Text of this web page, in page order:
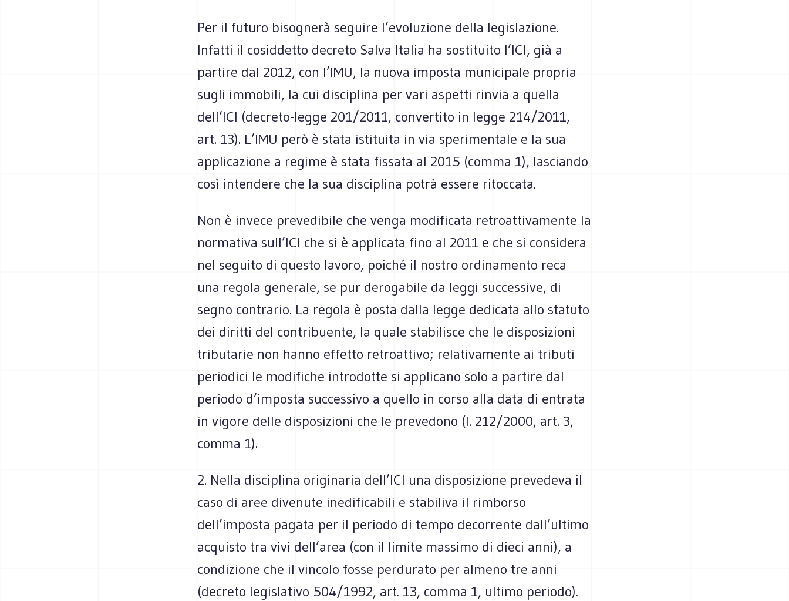
Per il futuro bisognerà seguire l’evoluzione della legislazione.
Infatti il cosiddetto decreto Salva Italia ha sostituito l’ICI, già a
partire dal 2012, con l’IMU, la nuova imposta municipale propria
sugli immobili, la cui disciplina per vari aspetti rinvia a quella
dell’ICI (decreto-legge 201/2011, convertito in legge 214/2011,
art. 13). L’IMU però è stata istituita in via sperimentale e la sua
applicazione a regime è stata fissata al 2015 (comma 1), lasciando
così intendere che la sua disciplina potrà essere ritoccata.
Non è invece prevedibile che venga modificata retroattivamente la
normativa sull’ICI che si è applicata fino al 2011 e che si considera
nel seguito di questo lavoro, poiché il nostro ordinamento reca
una regola generale, se pur derogabile da leggi successive, di
segno contrario. La regola è posta dalla legge dedicata allo statuto
dei diritti del contribuente, la quale stabilisce che le disposizioni
tributarie non hanno effetto retroattivo; relativamente ai tributi
periodici le modifiche introdotte si applicano solo a partire dal
periodo d’imposta successivo a quello in corso alla data di entrata
in vigore delle disposizioni che le prevedono (l. 212/2000, art. 3,
comma 1).
2. Nella disciplina originaria dell’ICI una disposizione prevedeva il
caso di aree divenute inedificabili e stabiliva il rimborso
dell’imposta pagata per il periodo di tempo decorrente dall’ultimo
acquisto tra vivi dell’area (con il limite massimo di dieci anni), a
condizione che il vincolo fosse perdurato per almeno tre anni
(decreto legislativo 504/1992, art. 13, comma 1, ultimo periodo).